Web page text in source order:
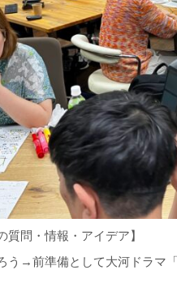
質問・情報・アイデア】
う→前準備として大河ドラマ